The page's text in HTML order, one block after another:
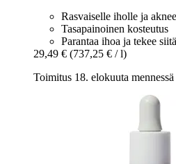
Rasvaiselle iholle ja
Tasapainoinen kosteutus
Parantaa ihoa ja tekee
29,49 € (737,25 € / l)
Toimitus 18. elokuuta mennessä